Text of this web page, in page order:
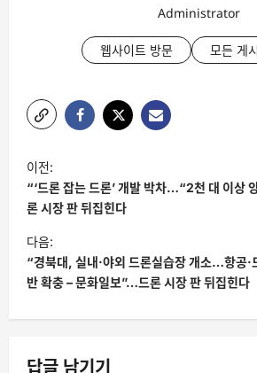
Administrator
웹사이트 방문 모든 게
글
탐
색
이전:
“‘드론 잡는 드론’ 개발 박차…“2천 대 이상
론 시장 판 뒤집힌다
다음:
“경북대, 실내·야외 드론실습장 개소…항공·
반 확충 – 문화일보”…드론 시장 판 뒤집힌다
답글 남기기